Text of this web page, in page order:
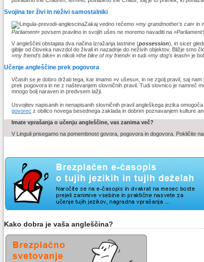
Svojina ter živi in neživi samostalniki
Zakaj vedno rečemo »my grandmother’s cat« in
Parliament« povsem pravilno in svojih ušes ne moremo navaditi na
V angleščini obstajata dva načina izražanja lastnine (possession), in sicer
giblje od človeka navzdol do živali in nazadnje do neživih objektov. Bližje smo
»my friend’s bike« in nikoli »the bike of my friend« in tudi »my dog’s leash« je
Učenje angleščine prek pogovora
Včasih se je dobro držati tega, kar imamo »v ušesu«, in ne zgolj pravil, saj
prek pogovora in ne z naštevanjem slovničnih pravil. Tudi slovnico je namreč
mnogo bolj naraven in predvsem lažji.
Usvojitev napisanih in nenapisanih slovničnih pravil angleškega jezika
govorec z obilico novega besednega zaklada in dobrim poznavanjem kulture
Imate vprašanja o učenju angleščine, vas zanima več?
V Linguli prisegamo na pomembnost govora, pogovora in dogovora. Pokličite
Kako dobra je vaša angleščina?